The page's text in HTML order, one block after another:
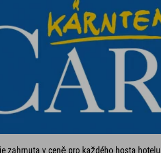
zahrnuta v ceně pro každého hosta